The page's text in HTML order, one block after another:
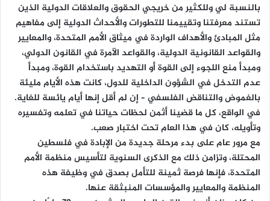
بالنسبة لي وللكثير من خريجي الحقوق والعلاقات الدولية الذين
تستند معرفتنا وتقييمنا للتطورات والأحداث الدولية إلى مفاهيم
مثل المبادئ والأهداف الواردة في ميثاق الأمم المتحدة، والمعايير
والقواعد القانونية الدولية، والقواعد الآمرة في القانون الدولي،
ومبدأ منع اللجوء إلى القوة أو التهديد باستخدام القوة، ومبدأ
عدم التدخل في الشؤون الداخلية للدول، كانت هذه الأيام مليئة
بالغموض والتناقض الفلسفي – إن لم أقل إنها أيام يائسة للغاية.
في الواقع، كل ما قضينا أثمن لحظات حياتنا في تعلمه وتفسيره
وتأويله، كان في هذا العام تحت اختبار صعب.
مع مرور عام على بدء مرحلة جديدة من الإبادة في فلسطين
المحتلة، وتزامن ذلك مع الذكرى السنوية لتأسيس منظمة الأمم
المتحدة، فإنها فرصة ثمينة للتأمل بصدق في وظيفة هذه
المنظمة والمعايير والمؤسسات المنبثقة عنها.